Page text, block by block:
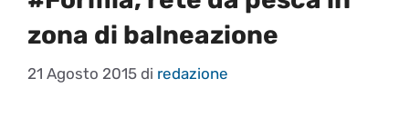
zona di balneazione
21 Agosto 2015 di redazione